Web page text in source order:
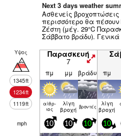
Next 3 days weather
Ασθενείς
περισσότερο θα
Ζέστη (μέγ. 29°C
Σάββατο βράδυ).
Υψος
1345ft
1234ft
1119ft
Παρασκευή
7
πμ μμ βράδυ πμ
αίθρ­
ιος
λίγη
βροχή βρον­τές λίγη
βροχή
mph 10 10 10 10